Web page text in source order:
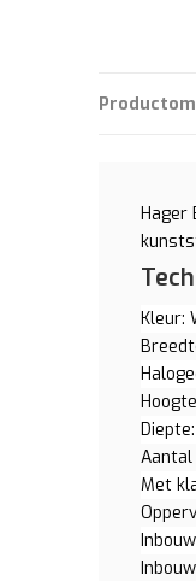
Hager
Kleur:
Aantal
Met